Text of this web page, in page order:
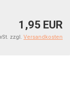
1,95 EUR
zzgl. Versandkosten